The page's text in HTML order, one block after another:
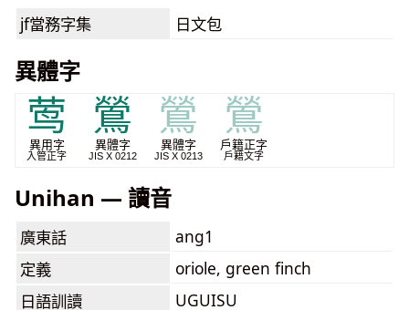
jf當務字集 日文包
異體字
莺
異用字
入管正字
鶯
異體字
JIS X 0212
鶯
異體字
JIS X 0213
鶯
戶籍正字
戶籍文字
Unihan — 讀音
廣東話
ang1
定義
oriole, green finch
日語訓讀
UGUISU